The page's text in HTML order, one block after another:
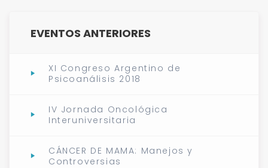
EVENTOS ANTERIORES
XI Congreso Argentino de
Psicoanálisis 2018
IV Jornada Oncológica
Interuniversitaria
CÁNCER DE MAMA: Manejos y
Controversias